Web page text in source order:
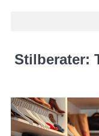
Stilberater: